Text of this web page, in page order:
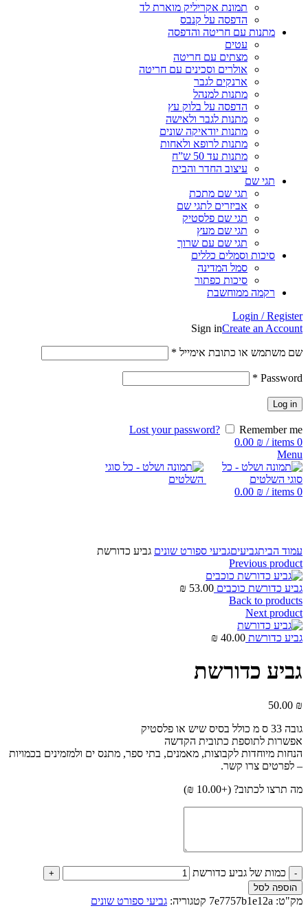
תמונת אקריליק מוארת לד
הדפסה על קנבס
מתנות עם חריטה והדפסה
עטים
מצתים עם חריטה
אולרים וסכינים עם חריטה
ארנקים לגבר
מתנות למנהל
הדפסה על בלוק עץ
מתנות לגבר ולאישה
מתנות יודאיקה שונים
מתנות לרופא ולאחות
מתנות עד 50 ש”ח
עיצוב החדר והבית
תגי שם
תגי שם מתכת
אביזרים לתגי שם
תגי שם פלסטיק
תגי שם מעץ
תגי שם עם שרוך
סיכות וסמלים כללים
סמל המדינה
סיכות כפתור
רקמה ממוחשבת
Login / Register
Sign inCreate an Account
שם משתמש או כתובת אימייל *
Password
*
Log in
Lost your password?
Remember me
0
items
/
0.00 ₪
Menu
0
items
/
0.00 ₪
עמוד הביתגביעיםגביעי ספורט שונים גביע כדורשת
Previous product
גביע כדורשת כוכבים 53.00
₪
Back to products
Next product
גביע כדורשת 40.00
₪
גביע כדורשת
50.00 ₪
גובה 33 ס מ כולל בסיס שיש או פלסטיק
אפשרות לתוספת כתובית הקדשה
הנחות מיוחדות לקבוצות, מאמנים, בתי ספר, מתנס ים ולמזמינים בכמויות
– לפרטים צרו קשר.
מה תרצו לכתוב? (+10.00
₪
)
כמות של גביע כדורשת
הוספה לסל
מק"ט: 7e7757b1e12a קטגוריה: גביעי ספורט שונים